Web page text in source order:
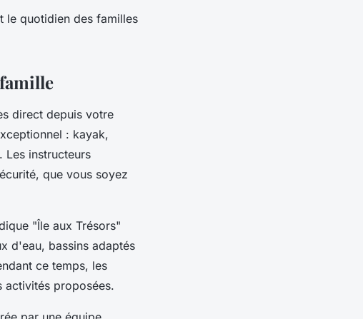
le quotidien des familles
direct depuis votre
: kayak,
Les instructeurs
que vous soyez
"Île aux Trésors"
d'eau, bassins adaptés
ce temps, les
activités proposées.